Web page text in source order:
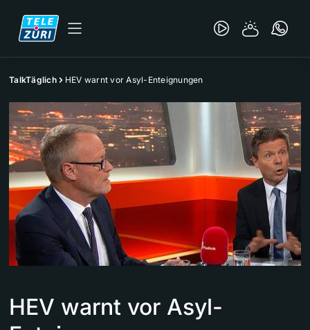
TalkTäglich HEV warnt vor Asyl-Enteignungen
HEV warnt vor Asyl-